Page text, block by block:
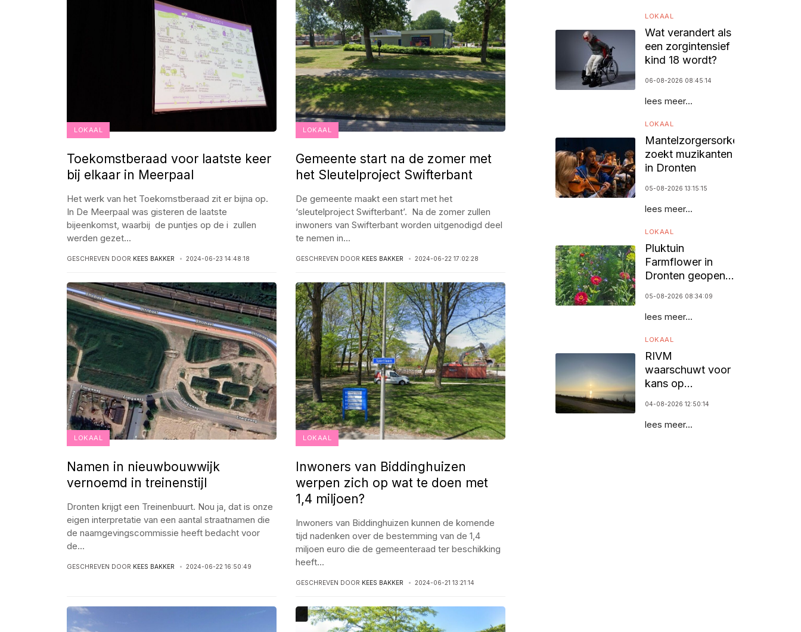
LOKAAL
Toekomstberaad voor laatste keer
bij elkaar in Meerpaal
Het werk van het Toekomstberaad zit er bijna op.
In De Meerpaal was gisteren de laatste
bijeenkomst, waarbij de puntjes op de i zullen
werden gezet...
GESCHREVEN DOOR KEES BAKKER 2024-06-23 14:48:18
LOKAAL
Gemeente start na de zomer met
het Sleutelproject Swifterbant
De gemeente maakt een start met het
‘sleutelproject Swifterbant’. Na de zomer zullen
inwoners van Swifterbant worden uitgenodigd deel
te nemen in...
GESCHREVEN DOOR KEES BAKKER 2024-06-22 17:02:28
LOKAAL
Namen in nieuwbouwwijk
vernoemd in treinenstijl
Dronten krijgt een Treinenbuurt. Nou ja, dat is onze
eigen interpretatie van een aantal straatnamen die
de naamgevingscommissie heeft bedacht voor
de...
GESCHREVEN DOOR KEES BAKKER 2024-06-22 16:50:49
LOKAAL
Inwoners van Biddinghuizen
werpen zich op wat te doen met
1,4 miljoen?
Inwoners van Biddinghuizen kunnen de komende
tijd nadenken over de bestemming van de 1,4
miljoen euro die de gemeenteraad ter beschikking
heeft...
GESCHREVEN DOOR KEES BAKKER 2024-06-21 13:21:14
LOKAAL
Wat verandert als
een zorgintensief
kind 18 wordt?
06-08-2026 08:45:14
lees meer...
LOKAAL
Mantelzorgersorkest
zoekt muzikanten
in Dronten
05-08-2026 13:15:15
lees meer...
LOKAAL
Pluktuin
Farmflower in
Dronten geopend
05-08-2026 08:34:09
lees meer...
LOKAAL
RIVM
waarschuwt voor
kans op
04-08-2026 12:50:14
lees meer...